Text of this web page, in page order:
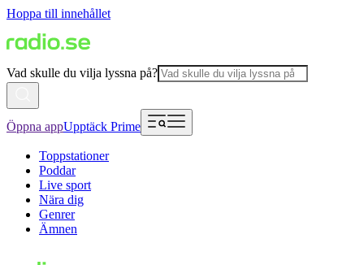
Hoppa till innehållet
Vad skulle du vilja lyssna på?
Öppna appUpptäck Prime
Toppstationer
Poddar
Live sport
Nära dig
Genrer
Ämnen